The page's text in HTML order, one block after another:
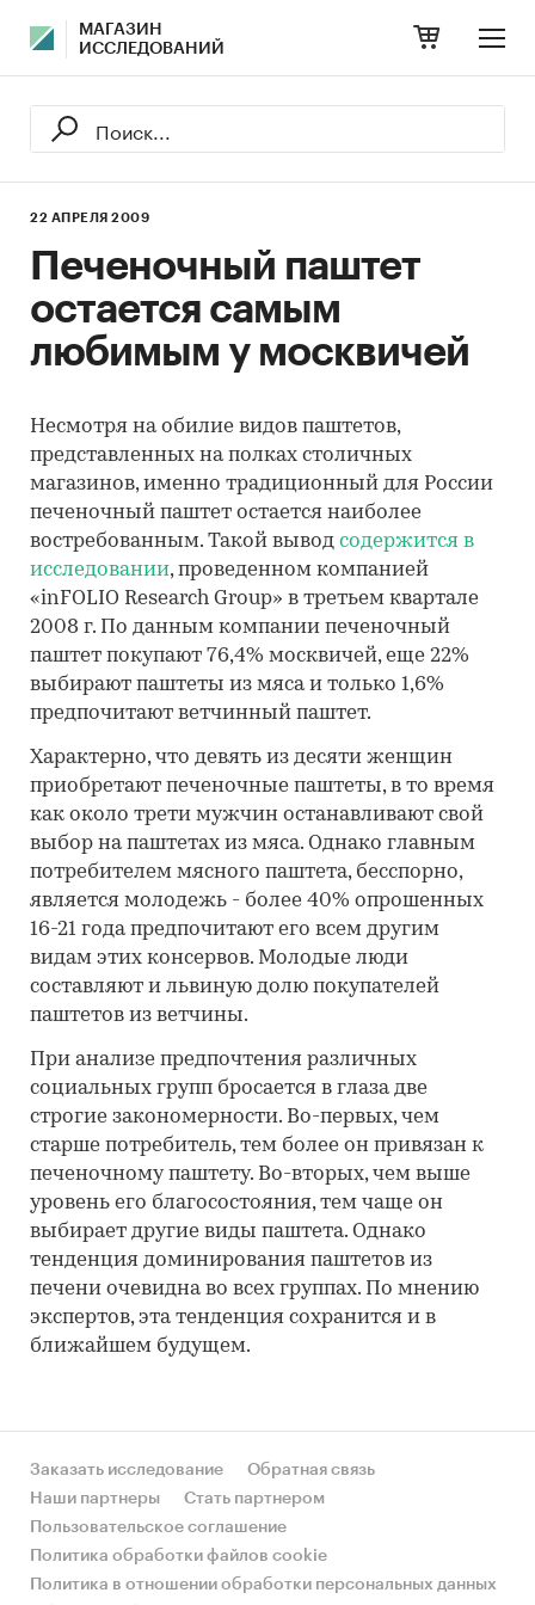
МАГАЗИН
ИССЛЕДОВАНИЙ
22 АПРЕЛЯ 2009
Печеночный паштет
остается самым
любимым у москвичей
Несмотря на обилие видов паштетов,
представленных на полках столичных
магазинов, именно традиционный для России
печеночный паштет остается наиболее
востребованным. Такой вывод содержится в
исследовании, проведенном компанией
«inFOLIO Research Group» в третьем квартале
2008 г. По данным компании печеночный
паштет покупают 76,4% москвичей, еще 22%
выбирают паштеты из мяса и только 1,6%
предпочитают ветчинный паштет.
Характерно, что девять из десяти женщин
приобретают печеночные паштеты, в то время
как около трети мужчин останавливают свой
выбор на паштетах из мяса. Однако главным
потребителем мясного паштета, бесспорно,
является молодежь - более 40% опрошенных
16-21 года предпочитают его всем другим
видам этих консервов. Молодые люди
составляют и львиную долю покупателей
паштетов из ветчины.
При анализе предпочтения различных
социальных групп бросается в глаза две
строгие закономерности. Во-первых, чем
старше потребитель, тем более он привязан к
печеночному паштету. Во-вторых, чем выше
уровень его благосостояния, тем чаще он
выбирает другие виды паштета. Однако
тенденция доминирования паштетов из
печени очевидна во всех группах. По мнению
экспертов, эта тенденция сохранится и в
ближайшем будущем.
Заказать исследование
Обратная связь
Наши партнеры
Стать партнером
Пользовательское соглашение
Политика обработки файлов cookie
Политика в отношении обработки персональных данных